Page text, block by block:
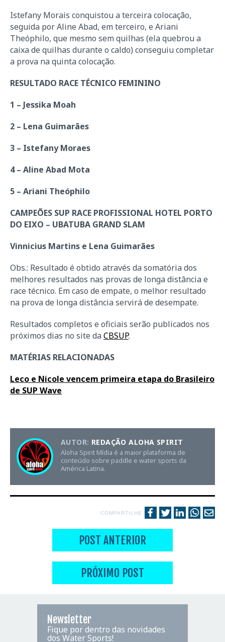
Istefany Morais conquistou a terceira colocação,
seguida por Aline Abad, em terceiro, e Ariani
Theóphilo, que mesmo sem quilhas (ela quebrou a
caixa de quilhas durante o caldo) conseguiu completar
a prova na quinta colocação.
RESULTADO RACE TÉCNICO FEMININO
1 – Jessika Moah
2 – Lena Guimarães
3 – Istefany Moraes
4 – Aline Abad Mota
5 – Ariani Theóphilo
CAMPEÕES SUP RACE PROFISSIONAL HOTEL PORTO
DO EIXO – UBATUBA GRAND SLAM
Vinnicius Martins e Lena Guimarães
Obs.: Resultado é obtido através da somatória dos
melhores resultados nas provas de longa distância e
race técnico. Em caso de empate, o melhor resultado
na prova de longa distância servirá de desempate.
Resultados completos e oficiais serão publicados nos
próximos dias no site daCBSUP.
MATÉRIAS RELACIONADAS
Leco e Nicole vencem primeira etapa do Brasileiro
de SUP Wave
AUTOR: REDAÇÃO ALOHA SPIRIT
Aloha Spirit Mídia é a maior plataforma de
conteúdo sobre paddle e water sports da
América Latina.
COMPARTILHE
POST ANTERIOR
PRÓXIMO POST
Newsletter
Fique por dentro das novidades
dos Water Sports!